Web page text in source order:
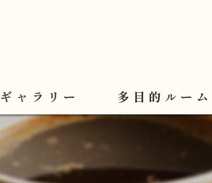
ギャラリー 多目的ルー